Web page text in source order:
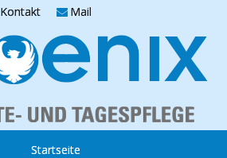
Kontakt Mail
Startseite